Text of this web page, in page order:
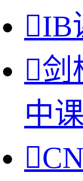
IB
剑
中
